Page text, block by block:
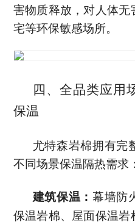
害物质释放，对人体
宅等环保敏感场所。
四、全品类应用
保温
尤特森岩棉拥有完
不同场景保温隔热需求：
建筑保温： 幕墙防
保温岩棉、屋面保温